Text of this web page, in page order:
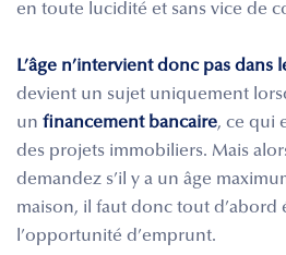
en toute lucidité et sans vice de
L’âge n’intervient donc pas
devient un sujet uniquement
un financement bancaire, ce qui
des projets immobiliers. Mais
demandez s’il y a un âge
maison, il faut donc tout d’abord
l’opportunité d’emprunt.